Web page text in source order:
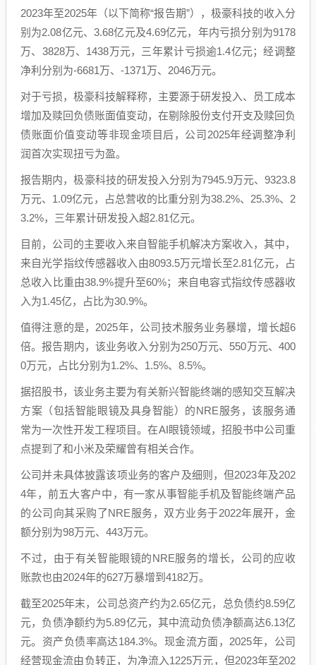
2023年至2025年（以下简称“报告期”），极豪科技的收入分
别为2.08亿元、3.68亿元及4.69亿元，年内亏损分别为9178
万、3828万、1438万元，三年累计亏损逾1.4亿元；经调整
净利分别为-6681万、-1371万、2046万元。
对于亏损，极豪科技解释称，主要源于研发投入、员工成本
增加及赎回负债账面值变动，在剔除股份支付开支及赎回负
债账面价值变动等非现金项目后，公司2025年经调整净利
润首次实现扭亏为盈。
报告期内，极豪科技的研发投入分别为7945.9万元、9323.8
万元、1.09亿元，占总营收的比重分别为38.2%、25.3%、2
3.2%，三年累计研发投入超2.81亿元。
目前，公司的主要收入来自智能手机解决方案收入，其中，
来自光学指纹传感器收入由8093.5万元增长至2.81亿元，占
总收入比重由38.9%提升至60%；来自电容式指纹传感器收
入为1.45亿，占比为30.9%。
值得注意的是，2025年，公司技术服务业务暴增，增长超6
倍。报告期内，该业务收入分别为250万元、550万元、400
0万元，占比分别为1.2%、1.5%、8.5%。
据招股书，该业务主要为有关新兴智能终端的感知交互解决
方案（包括智能眼镜及具身智能）的NRE服务，该服务通
常为一次性开发工程项目。在AI眼镜领域，招股书中公司重
点提到了和小米及荣耀曾有相关合作。
公司并未具体披露该项业务的客户及细则，但2023年及202
4年，前五大客户中，有一家从事智能手机及智能终端产品
的公司向其采购了NRE服务，双方业务于2022年展开，金
额分别为98万元、443万元。
不过，由于有关智能眼镜的NRE服务的增长，公司的应收
账款也由2024年的627万暴增到4182万。
截至2025年末，公司总资产约为2.65亿元，总负债约8.59亿
元，负债净额约为5.89亿元，其中流动负债净额高达6.13亿
元。资产负债率高达184.3%。现金流方面，2025年，公司
经营现金流由负转正，为净流入1225万元，但2023年至202